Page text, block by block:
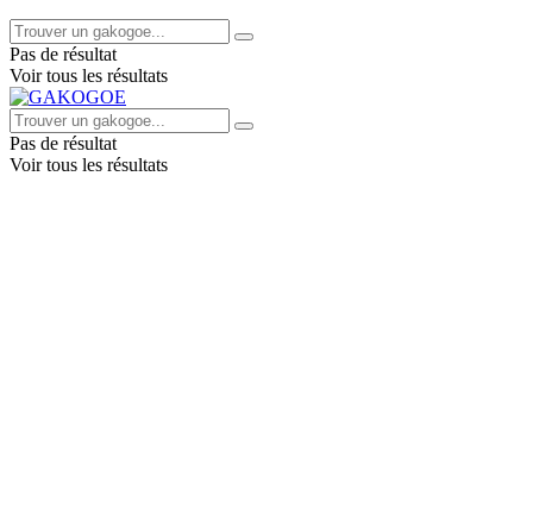
Pas de résultat
Voir tous les résultats
Pas de résultat
Voir tous les résultats